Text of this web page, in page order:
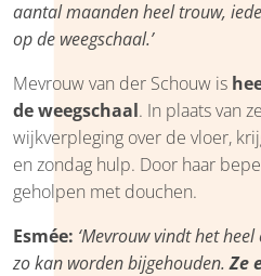
aantal maanden heel trouw,
op de weegschaal.’
Mevrouw van der Schouw is
de weegschaal. In plaats van
wijkverpleging over de vloer,
en zondag hulp. Door haar
geholpen met douchen.
Esmée: ‘Mevrouw vindt het
zo kan worden bijgehouden.Ze